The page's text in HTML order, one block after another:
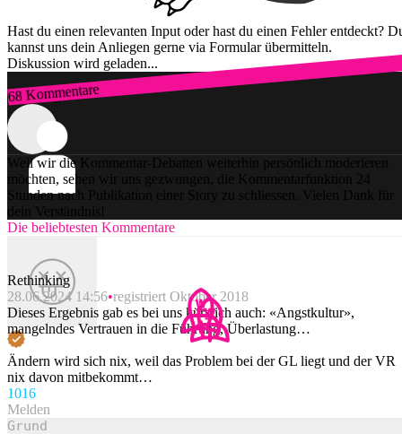
Hast du einen relevanten Input oder hast du einen Fehler entdeckt?
kannst uns dein Anliegen gerne via Formular übermitteln.
Diskussion wird geladen...
68 Kommentare
Zum Login
Weil wir die Kommentar-Debatten weiterhin persönlich moderieren
möchten, sehen wir uns gezwungen, die Kommentarfunktion 24
Stunden nach Publikation einer Story zu schliessen. Vielen Dank für
dein Verständnis!
Die beliebtesten Kommentare
Rethinking
28.06.2024 14:56 registriert Oktober 2018
Dieses Ergebnis gab es bei uns kürzlich auch: «Angstkultur»,
mangelndes Vertrauen in die Führung, Überlastung…
Ändern wird sich nix, weil das Problem bei der GL liegt und der VR
nix davon mitbekommt…
1016
Melden